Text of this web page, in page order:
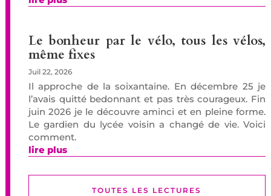
Le bonheur par le vélo, tous les vélos,
même fixes
Juil 22, 2026
Il approche de la soixantaine. En décembre 25 je
l’avais quitté bedonnant et pas très courageux. Fin
juin 2026 je le découvre aminci et en pleine forme.
Le gardien du lycée voisin a changé de vie. Voici
comment.
lire plus
TOUTES LES LECTURES